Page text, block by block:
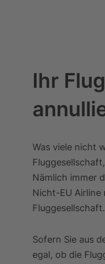
Ihr
Was viele nicht
Nämlich immer
Nicht-EU Airline
Fluggesellschaft.
Sofern Sie aus
egal, ob die